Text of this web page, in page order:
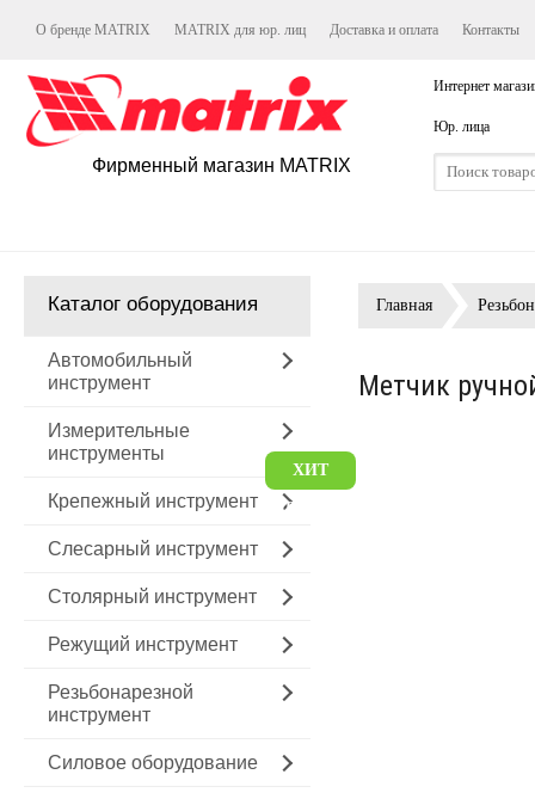
О бренде MATRIX MATRIX для юр. лиц Доставка и оплата Контакты
Фирменный магазин MATRIX
Интернет
Юр. лица
Каталог оборудования
Автомобильный
инструмент
Измерительные
инструменты
Крепежный инструмент
Слесарный инструмент
Столярный инструмент
Режущий инструмент
Резьбонарезной
инструмент
Силовое оборудование
Главная
Метчик
ХИТ
ПРОДАЖ